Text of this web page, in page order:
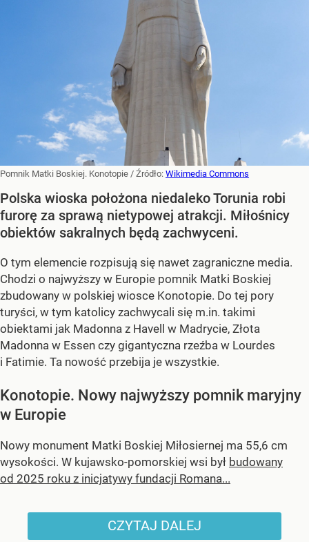
Pomnik Matki Boskiej. Konotopie / Źródło: Wikimedia Commons
Polska wioska położona niedaleko Torunia robi
furorę za sprawą nietypowej atrakcji. Miłośnicy
obiektów sakralnych będą zachwyceni.
O tym elemencie rozpisują się nawet zagraniczne media.
Chodzi o najwyższy w Europie pomnik Matki Boskiej
zbudowany w polskiej wiosce Konotopie. Do tej pory
turyści, w tym katolicy zachwycali się m.in. takimi
obiektami jak Madonna z Havell w Madrycie, Złota
Madonna w Essen czy gigantyczna rzeźba w Lourdes
i Fatimie. Ta nowość przebija je wszystkie.
Konotopie. Nowy najwyższy pomnik maryjny
w Europie
Nowy monument Matki Boskiej Miłosiernej ma 55,6 cm
wysokości. W kujawsko-pomorskiej wsi był budowany
od 2025 roku z inicjatywy fundacji Romana...
CZYTAJ DALEJ